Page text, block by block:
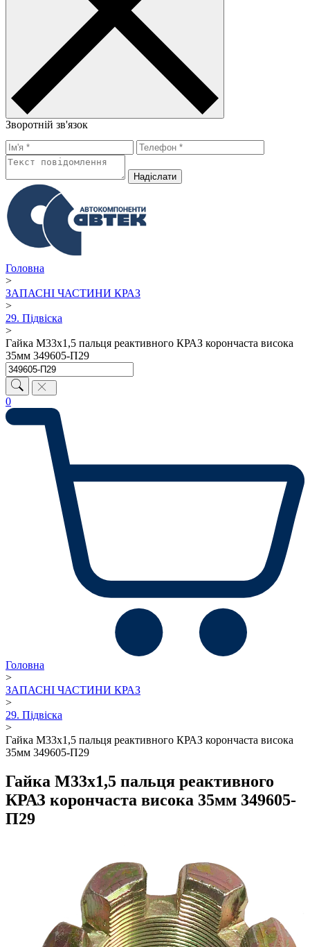
Зворотній зв'язок
Надiслати
Головна
>
ЗАПАСНІ ЧАСТИНИ КРАЗ
>
29. Підвіска
>
Гайка М33х1,5 пальця реактивного КРАЗ корончаcта висока
35мм 349605-П29
0
Головна
>
ЗАПАСНІ ЧАСТИНИ КРАЗ
>
29. Підвіска
>
Гайка М33х1,5 пальця реактивного КРАЗ корончаcта висока
35мм 349605-П29
Гайка М33х1,5 пальця реактивного
КРАЗ корончаcта висока 35мм 349605-
П29